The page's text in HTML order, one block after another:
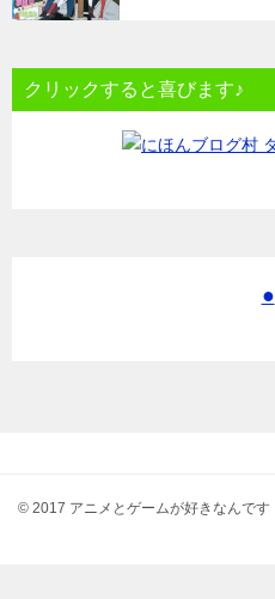
クリックすると喜びます♪
●
© 2017 アニメとゲームが好きなんです